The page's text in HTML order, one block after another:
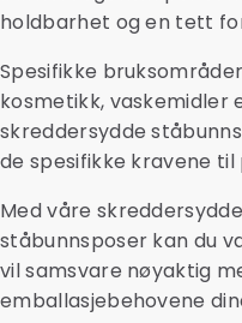
holdbarhet og en tett
Spesifikke
kosmetikk, vaskemidler
skreddersydde
de spesifikke kravene
Med våre
ståbunnsposer kan du
vil samsvare nøyaktig
emballasjebehovene